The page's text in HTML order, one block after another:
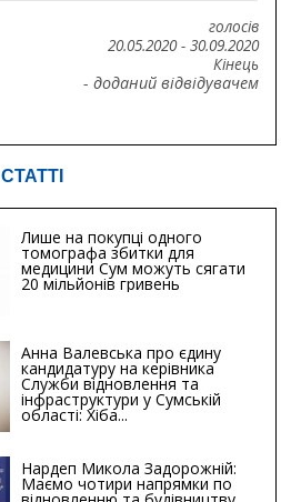
голосів
20.05.2020- 30.09.2020
Кінець
- доданий відвідувачем
СТАТТІ
Лише на покупці одного
томографа збитки для
медицини Сум можуть сягати
20 мільйонів гривень
Анна Валевська про єдину
кандидатуру на керівника
Служби відновлення та
інфраструктури у Сумській
області: Хіба...
Нардеп Микола Задорожній:
Маємо чотири напрямки по